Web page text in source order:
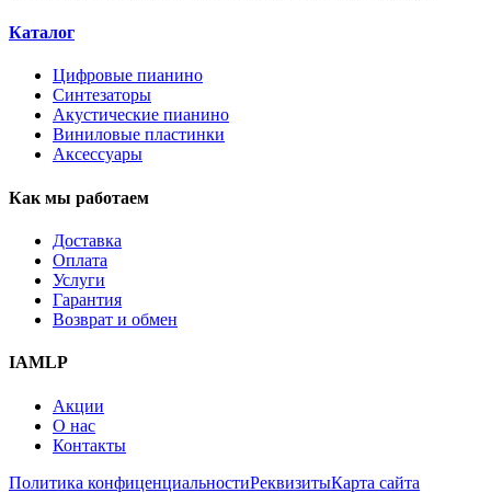
Каталог
Цифровые пианино
Синтезаторы
Акустические пианино
Виниловые пластинки
Аксессуары
Как мы работаем
Доставка
Оплата
Услуги
Гарантия
Возврат и обмен
IAMLP
Акции
О нас
Контакты
Политика конфиценциальностиРеквизитыКарта сайта